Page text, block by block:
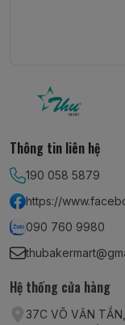
Thông tin liên hệ
190 058 5879
https://
090 760 9980
Hệ thống cửa hàng
37C VÕ VĂN